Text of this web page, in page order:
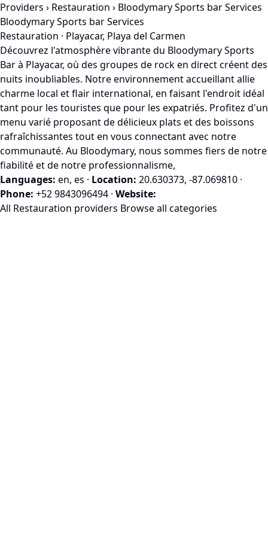
Providers › Restauration › Bloodymary Sports bar Services
Bloodymary Sports bar Services
Restauration · Playacar, Playa del Carmen
Découvrez l'atmosphère vibrante du Bloodymary Sports
Bar à Playacar, où des groupes de rock en direct créent des
nuits inoubliables. Notre environnement accueillant allie
charme local et flair international, en faisant l'endroit idéal
tant pour les touristes que pour les expatriés. Profitez d'un
menu varié proposant de délicieux plats et des boissons
rafraîchissantes tout en vous connectant avec notre
communauté. Au Bloodymary, nous sommes fiers de notre
fiabilité et de notre professionnalisme,
Languages: en, es · Location: 20.630373, -87.069810 ·
Phone: +52 9843096494 · Website:
All Restauration providers Browse all categories